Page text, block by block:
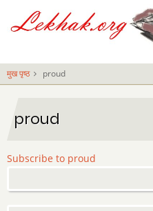
मुख पृष्ठ proud
proud
Subscribe to proud